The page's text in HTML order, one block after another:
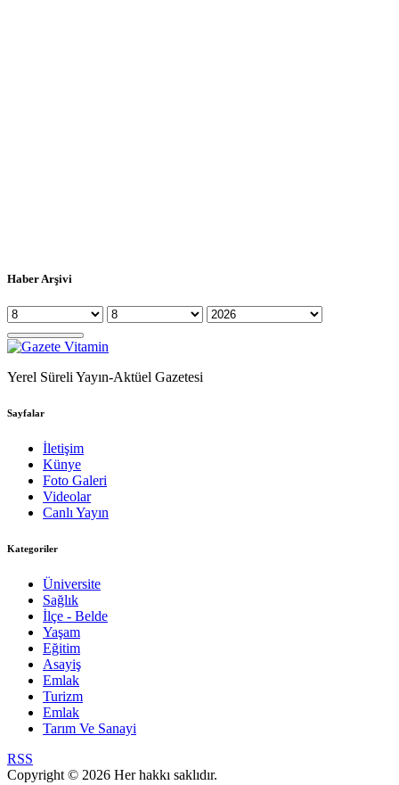
Haber Arşivi
Yerel Süreli Yayın-Aktüel Gazetesi
Sayfalar
İletişim
Künye
Foto Galeri
Videolar
Canlı Yayın
Kategoriler
Üniversite
Sağlık
İlçe - Belde
Yaşam
Eğitim
Asayiş
Emlak
Turizm
Emlak
Tarım Ve Sanayi
RSS
Copyright © 2026 Her hakkı saklıdır.